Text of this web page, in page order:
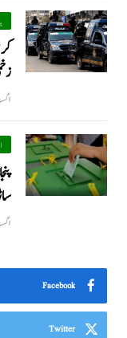
اگست
ساڑھے
اگست
Facebook
Twitter